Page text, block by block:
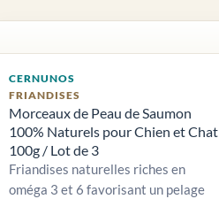
CERNUNOS
FRIANDISES
Morceaux de Peau de Saumon
100% Naturels pour Chien et Chat
100g / Lot de 3
Friandises naturelles riches en
oméga 3 et 6 favorisant un pelage